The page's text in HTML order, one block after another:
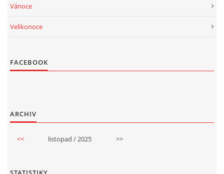
Vánoce
Velikonoce
FACEBOOK
ARCHIV
<< listopad / 2025 >>